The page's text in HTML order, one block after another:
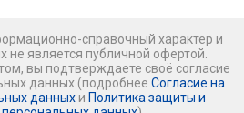
справочный характер и
не является публичной офертой.
вы подтверждаете своё согласие
данных (подробнее Согласие на
данных и Политика защиты и